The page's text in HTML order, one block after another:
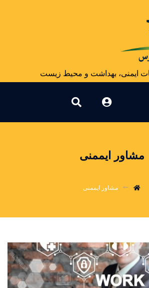
ایمنی، بهداشت و محیط زیست
مشاور ایممنی
مشاور ایممنی